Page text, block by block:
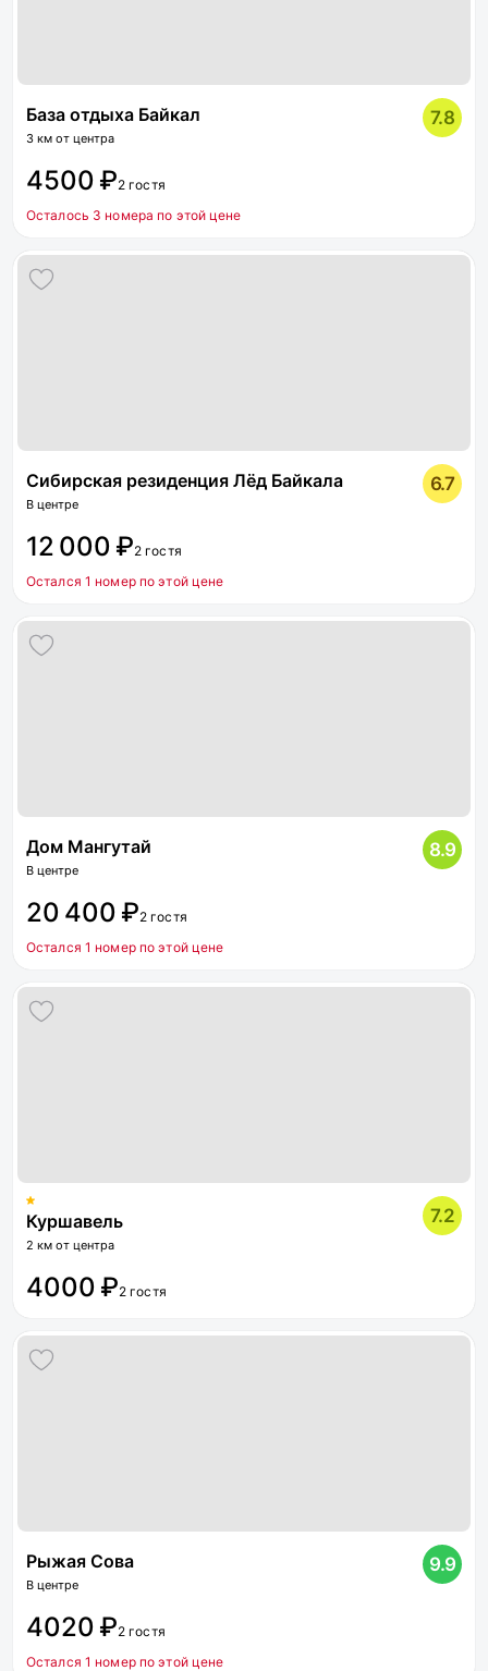
База отдыха Байкал
3 км от центра
7.8
4500 ₽2 гостя
Осталось 3 номера по этой цене
Сибирская резиденция Лёд Байкала
В центре
6.7
12 000 ₽2 гостя
Остался 1 номер по этой цене
Дом Мангутай
В центре
8.9
20 400 ₽2 гостя
Остался 1 номер по этой цене
Куршавель
2 км от центра
7.2
4000 ₽2 гостя
Рыжая Сова
В центре
9.9
4020 ₽2 гостя
Остался 1 номер по этой цене